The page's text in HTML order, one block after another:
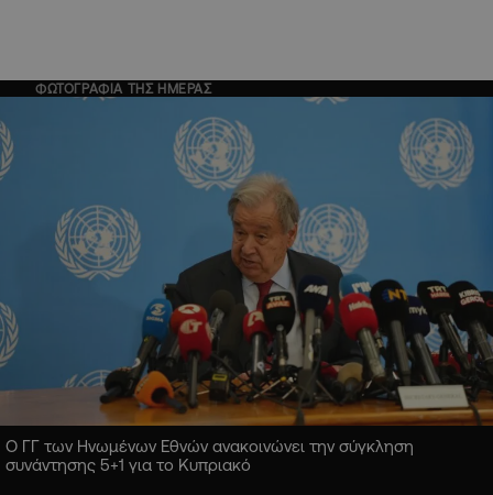
ΦΩΤΟΓΡΑΦΙΑ ΤΗΣ ΗΜΕΡΑΣ
Ο ΓΓ των Ηνωμένων Εθνών ανακοινώνει την σύγκληση
συνάντησης 5+1 για το Κυπριακό